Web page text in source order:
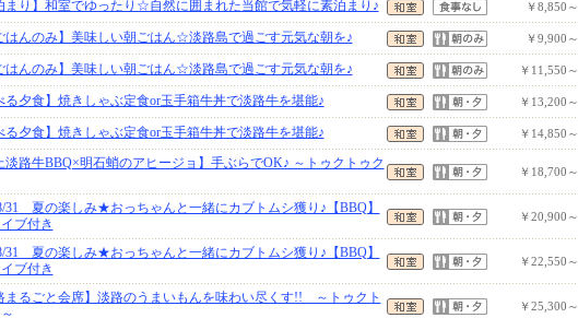
まり】和室でゆったり☆自然に囲まれた当館で気軽に素泊まり♪ ￥8,850～
はんのみ】美味しい朝ごはん☆淡路島で過ごす元気な朝を♪ ￥9,900～
はんのみ】美味しい朝ごはん☆淡路島で過ごす元気な朝を♪ ￥11,550～
る夕食】焼きしゃぶ定食or玉手箱牛丼で淡路牛を堪能♪ ￥13,200～
る夕食】焼きしゃぶ定食or玉手箱牛丼で淡路牛を堪能♪ ￥14,850～
淡路牛BBQ×明石蛸のアヒージョ】手ぶらでOK♪ ～トゥクトゥク
￥18,700～
31 夏の楽しみ★おっちゃんと一緒にカブトムシ獲り♪【BBQ】
ブ付き
￥20,900～
31 夏の楽しみ★おっちゃんと一緒にカブトムシ獲り♪【BBQ】
ブ付き
￥22,550～
まるごと会席】淡路のうまいもんを味わい尽くす!! ～トゥクト
￥25,300～